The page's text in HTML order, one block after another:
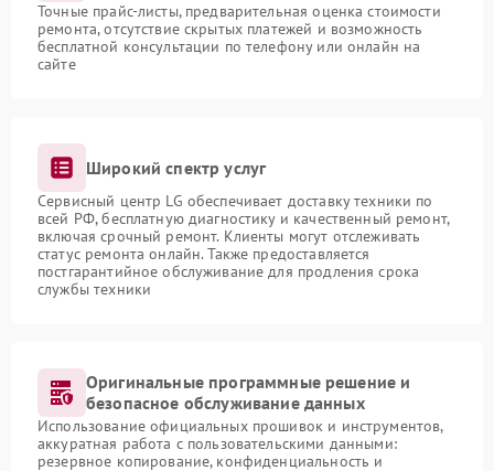
Точные прайс-листы, предварительная оценка стоимости
ремонта, отсутствие скрытых платежей и возможность
бесплатной консультации по телефону или онлайн на
сайте
Широкий спектр услуг
Сервисный центр LG обеспечивает доставку техники по
всей РФ, бесплатную диагностику и качественный ремонт,
включая срочный ремонт. Клиенты могут отслеживать
статус ремонта онлайн. Также предоставляется
постгарантийное обслуживание для продления срока
службы техники
Оригинальные программные решение и
безопасное обслуживание данных
Использование официальных прошивок и инструментов,
аккуратная работа с пользовательскими данными:
резервное копирование, конфиденциальность и